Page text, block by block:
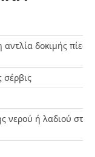
δοκιμής
σέρβις
νερού ή λαδιού